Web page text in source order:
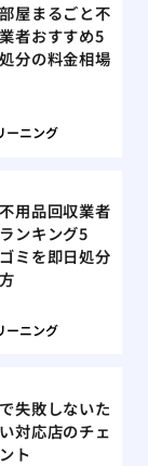
屋まるごと不
者おすすめ5
分の料金相場
ーニング
用品回収業者
ンキング5
ミを即日処分
ーニング
失敗しないた
対応店のチェ
ト